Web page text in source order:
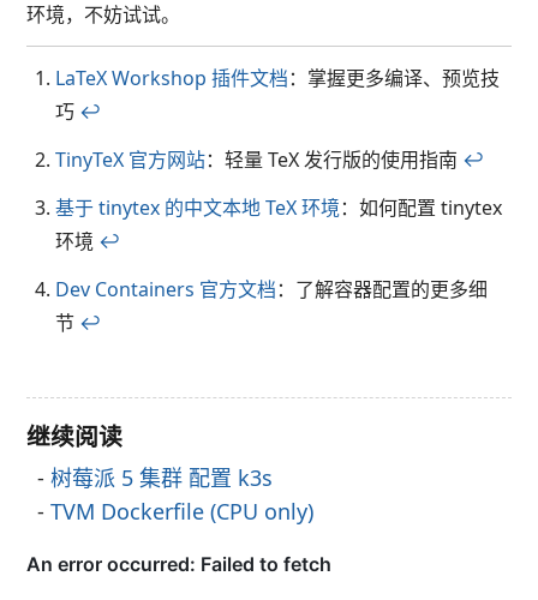
环境，不妨试试。
LaTeX Workshop 插件文档：掌握更多编译、预览技
巧 ↩︎
TinyTeX 官方网站：轻量 TeX 发行版的使用指南 ↩︎
基于 tinytex 的中文本地 TeX 环境：如何配置 tinytex
环境 ↩︎
Dev Containers 官方文档：了解容器配置的更多细
节 ↩︎
继续阅读
树莓派 5 集群 配置 k3s
TVM Dockerfile (CPU only)